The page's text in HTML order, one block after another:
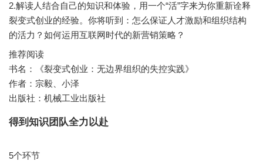
2.解读人结合自己的知识和体验，用一个“活”字来为你重新诠释
裂变式创业的经验。你将听到：怎么保证人才激励和组织结构
推荐阅读
书名：《裂变式创业：无边界组织的失控实践》
作者：宗毅、小泽
出版社：机械工业出版社
得到知识团队全力以赴